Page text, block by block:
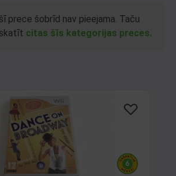
prece šobrīd nav pieejama. Taču
citas šīs kategorijas preces.